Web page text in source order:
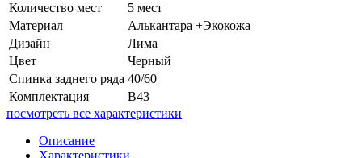
Количество мест
5 мест
Материал
Алькантара +Экокожа
Дизайн
Лима
Цвет
Черный
Спинка заднего ряда 40/60
Комплектация
В43
посмотреть все характеристики
Описание